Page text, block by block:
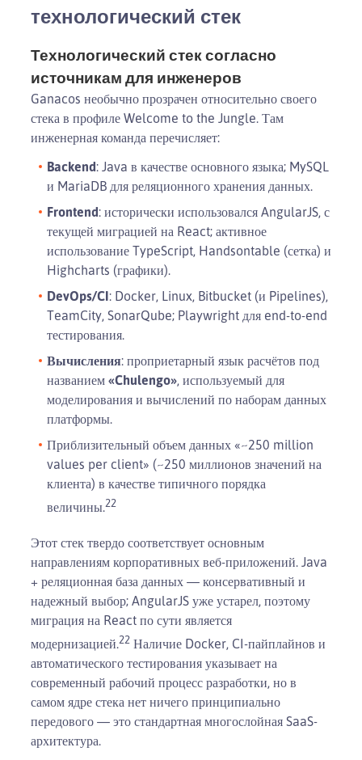
технологический стек
Технологический стек согласно
источникам для инженеров
Ganacos необычно прозрачен относительно своего
стека в профиле Welcome to the Jungle. Там
инженерная команда перечисляет:
Backend: Java в качестве основного языка; MySQL
и MariaDB для реляционного хранения данных.
Frontend: исторически использовался AngularJS, с
текущей миграцией на React; активное
использование TypeScript, Handsontable (сетка) и
Highcharts (графики).
DevOps/CI: Docker, Linux, Bitbucket (и Pipelines),
TeamCity, SonarQube; Playwright для end-to-end
тестирования.
Вычисления: проприетарный язык расчётов под
названием «Chulengo», используемый для
моделирования и вычислений по наборам данных
платформы.
Приблизительный объем данных «~250 million
values per client» (~250 миллионов значений на
клиента) в качестве типичного порядка
величины.22
Этот стек твердо соответствует основным
направлениям корпоративных веб-приложений. Java
+ реляционная база данных — консервативный и
надежный выбор; AngularJS уже устарел, поэтому
миграция на React по сути является
модернизацией.22 Наличие Docker, CI-пайплайнов и
автоматического тестирования указывает на
современный рабочий процесс разработки, но в
самом ядре стека нет ничего принципиально
передового — это стандартная многослойная SaaS-
архитектура.